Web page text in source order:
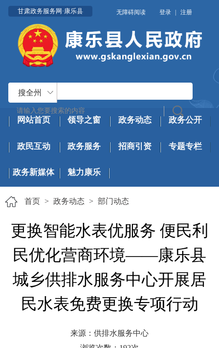
甘肃政务服务网·康乐县 无障碍阅读 登录 | 注册
搜全州
网站首页 领导之窗 政务动态 政务公开
政民互动 政务服务 招商引资 专题专栏
政务新媒体 魅力康乐
首页 > 政务动态 > 部门动态
更换智能水表优服务 便民利
民优化营商环境——康乐县
城乡供排水服务中心开展居
民水表免费更换专项行动
来源：供排水服务中心